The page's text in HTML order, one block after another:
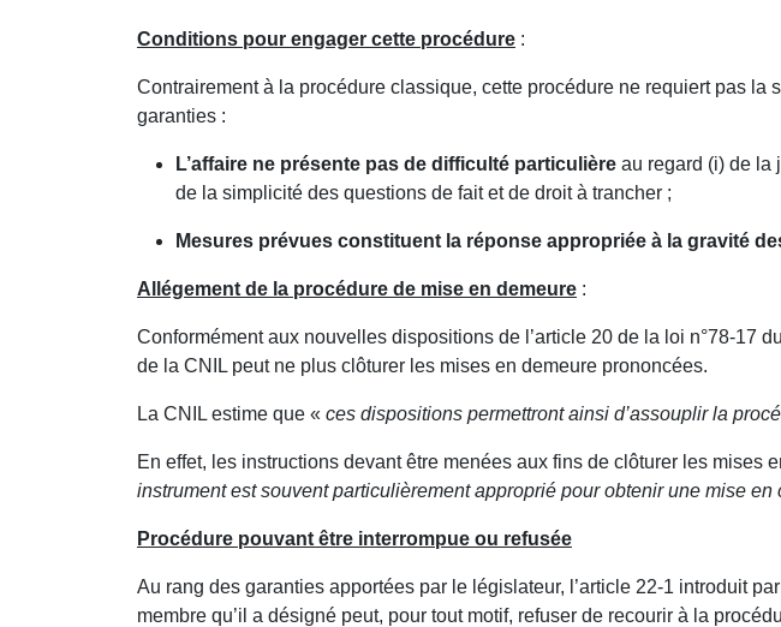
Conditions pour engager cette procédure :
Contrairement à la procédure classique, cette procédure ne requiert pas
garanties :
L’affaire ne présente pas de difficulté particulière au regard (i) de la
de la simplicité des questions de fait et de droit à trancher ;
Mesures prévues constituent la réponse appropriée à la gravité
Allégement de la procédure de mise en demeure :
Conformément aux nouvelles dispositions de l’article 20 de la loi n°78-17
de la CNIL peut ne plus clôturer les mises en demeure prononcées.
La CNIL estime que « ces dispositions permettront ainsi d’assouplir la
En effet, les instructions devant être menées aux fins de clôturer les mises
instrument est souvent particulièrement approprié pour obtenir une mise en
Procédure pouvant être interrompue ou refusée
Au rang des garanties apportées par le législateur, l’article 22-1 introduit
membre qu’il a désigné peut, pour tout motif, refuser de recourir à la